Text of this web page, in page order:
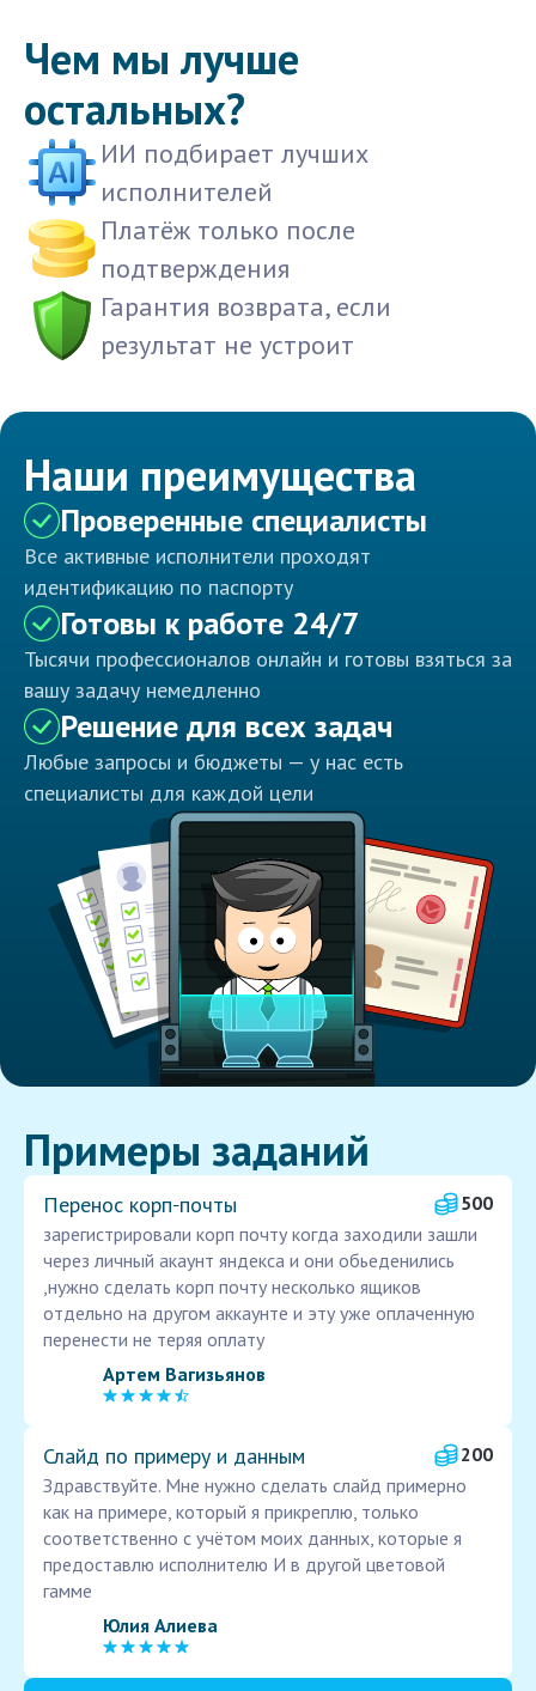
Чем мы лучше
остальных?
ИИ подбирает лучших
исполнителей
Платёж только после
подтверждения
Гарантия возврата, если
результат не устроит
Наши преимущества
Проверенные специалисты
Все активные исполнители проходят
идентификацию по паспорту
Готовы к работе 24/7
Тысячи профессионалов онлайн и готовы взяться за
вашу задачу немедленно
Решение для всех задач
Любые запросы и бюджеты — у нас есть
специалисты для каждой цели
Примеры заданий
Перенос корп‑почты
500
зарегистрировали корп почту когда заходили зашли
через личный акаунт яндекса и они обьеденились
,нужно сделать корп почту несколько ящиков
отдельно на другом аккаунте и эту уже оплаченную
перенести не теряя оплату
Артем Вагизьянов
Слайд по примеру и данным
200
Здравствуйте. Мне нужно сделать слайд примерно
как на примере, который я прикреплю, только
соответственно с учётом моих данных, которые я
предоставлю исполнителю И в другой цветовой
гамме
Юлия Алиева